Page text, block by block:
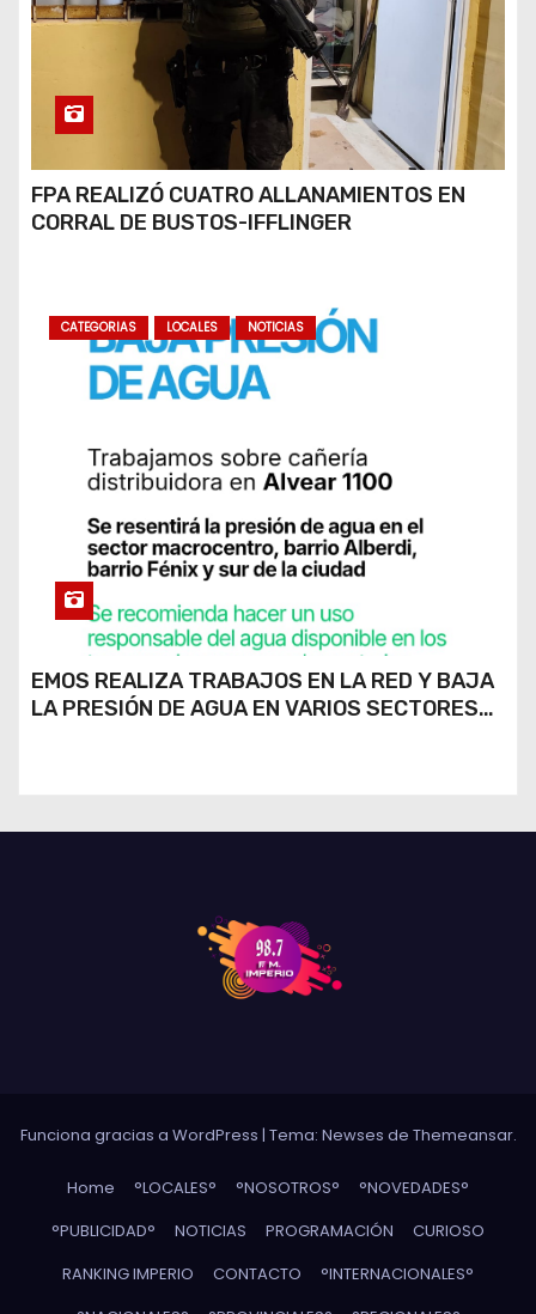
FPA REALIZÓ CUATRO ALLANAMIENTOS EN
CORRAL DE BUSTOS-IFFLINGER
CATEGORIAS LOCALES NOTICIAS
EMOS REALIZA TRABAJOS EN LA RED Y BAJA
LA PRESIÓN DE AGUA EN VARIOS SECTORES
Funciona gracias a WordPress | Tema: Newses de Themeansar.
Home °LOCALES° °NOSOTROS°
°NOVEDADES°
°PUBLICIDAD°
NOTICIAS PROGRAMACIÓN
CURIOSO
RANKING IMPERIO
CONTACTO
°INTERNACIONALES°